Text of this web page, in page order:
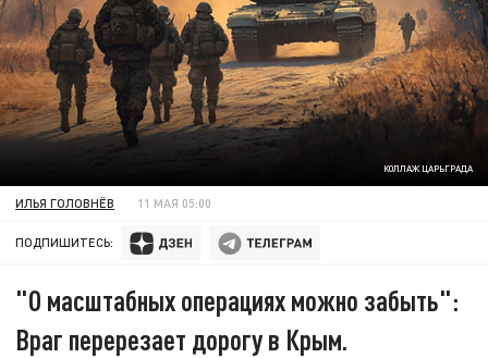
КОЛЛАЖ ЦАРЬГРАДА
ИЛЬЯ ГОЛОВНЁВ 11 МАЯ 05:00
ПОДПИШИТЕСЬ:
"О масштабных операциях можно забыть":
Враг перерезает дорогу в Крым.